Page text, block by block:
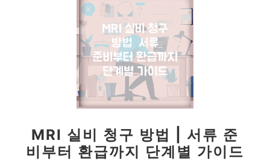
MRI 실비 청구 방법 | 서류 준
비부터 환급까지 단계별 가이드